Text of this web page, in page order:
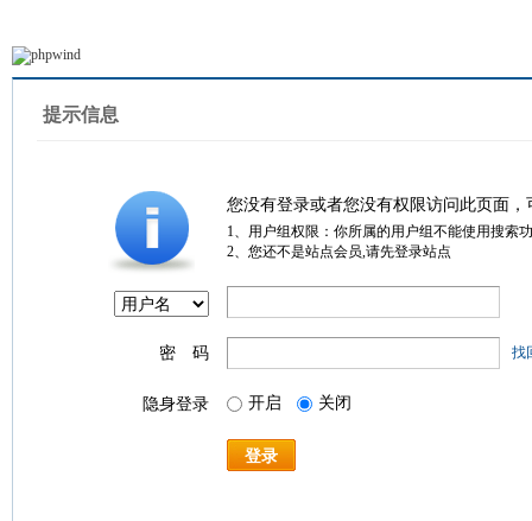
提示信息
您没有登录或者您没有权限访问此页面
1、用户组权限：你所属的用户组不能使用搜索
2、您还不是站点会员,请先登录站点
密 码 找
隐身登录 开启 关闭
登录